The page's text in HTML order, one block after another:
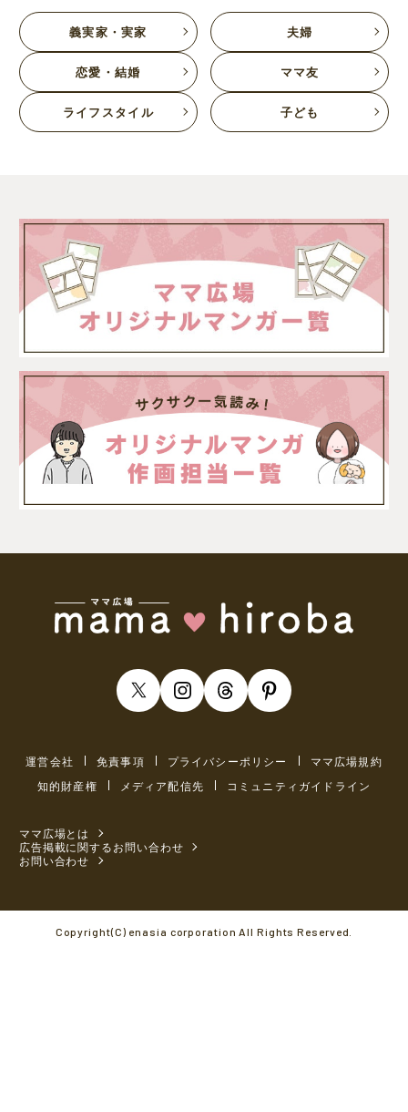
義実家・実家 夫婦
恋愛・結婚 ママ友
ライフスタイル 子ども
運営会社 免責事項 プライバシーポリシー
ママ広場規約
知的財産権
メディア配信先 コミュニティガイドライン
ママ広場とは
広告掲載に関するお問い合わせ
お問い合わせ
Copyright(C) enasia corporation All Rights Reserved.